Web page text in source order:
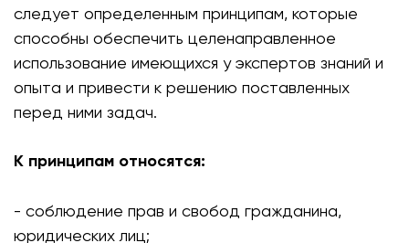
следует определенным принципам, которые
способны обеспечить целенаправленное
использование имеющихся у экспертов знаний и
опыта и привести к решению поставленных
перед ними задач.
К принципам относятся:
- соблюдение прав и свобод гражданина,
юридических лиц;